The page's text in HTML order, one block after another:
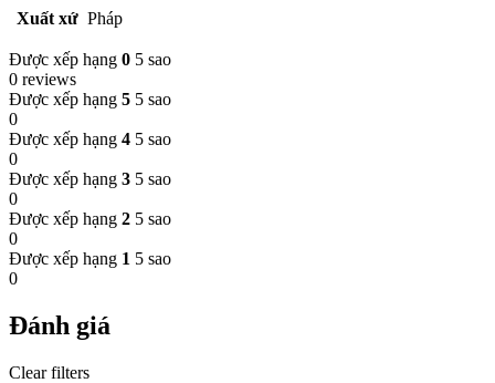
Xuất xứ Pháp
Được xếp hạng 0 5 sao
0 reviews
Được xếp hạng 5 5 sao
0
Được xếp hạng 4 5 sao
0
Được xếp hạng 3 5 sao
0
Được xếp hạng 2 5 sao
0
Được xếp hạng 1 5 sao
0
Đánh giá
Clear filters